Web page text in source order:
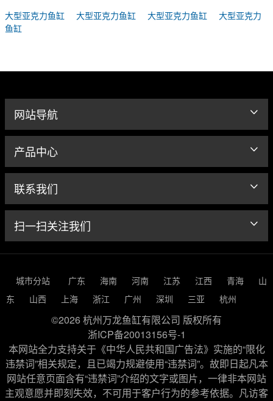
大型亚克力鱼缸
大型亚克力鱼缸 大型亚克力鱼缸
大型亚克力
鱼缸
网站导航
产品中心
联系我们
扫一扫关注我们
城市分站 广东 海南 河南 江苏 江西 青海
山
东
山西 上海 浙江 广州 深圳 三亚 杭州
©2026 杭州万龙鱼缸有限公司 版权所有
浙ICP备20013156号-1
本网站全力支持关于《中华人民共和国广告法》实施的“限化
违禁词”相关规定，且已竭力规避使用“违禁词”。故即日起凡本
网站任意页面含有“违禁词”介绍的文字或图片，一律非本网站
主观意愿并即刻失效，不可用于客户行为的参考依据。凡访客